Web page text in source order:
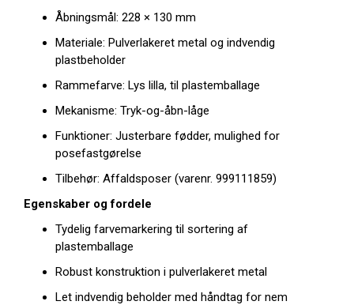
Åbningsmål: 228 × 130 mm
Materiale: Pulverlakeret metal og indvendig
plastbeholder
Rammefarve: Lys lilla, til plastemballage
Mekanisme: Tryk-og-åbn-låge
Funktioner: Justerbare fødder, mulighed for
posefastgørelse
Tilbehør: Affaldsposer (varenr. 999111859)
Egenskaber og fordele
Tydelig farvemarkering til sortering af
plastemballage
Robust konstruktion i pulverlakeret metal
Let indvendig beholder med håndtag for nem